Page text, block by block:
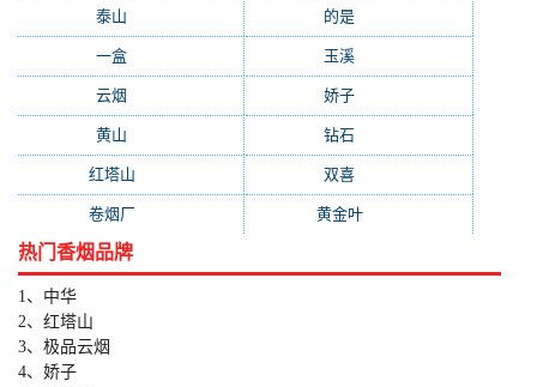
泰山 的是
一盒 玉溪
云烟 娇子
黄山 钻石
红塔山 双喜
卷烟厂(154) 黄金叶(151)
热门香烟品牌
1、中华
2、红塔山
3、极品云烟
4、娇子